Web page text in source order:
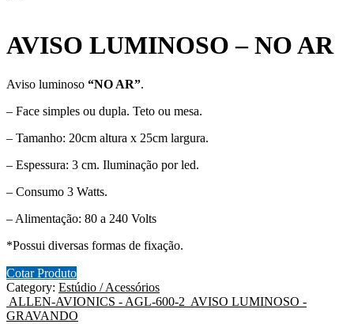
AVISO LUMINOSO – NO AR
Aviso luminoso “NO AR”.
– Face simples ou dupla. Teto ou mesa.
– Tamanho: 20cm altura x 25cm largura.
– Espessura: 3 cm. Iluminação por led.
– Consumo 3 Watts.
– Alimentação: 80 a 240 Volts
*Possui diversas formas de fixação.
Cotar Produto
Category: Estúdio / Acessórios
ALLEN-AVIONICS - AGL-600-2 AVISO LUMINOSO -
GRAVANDO